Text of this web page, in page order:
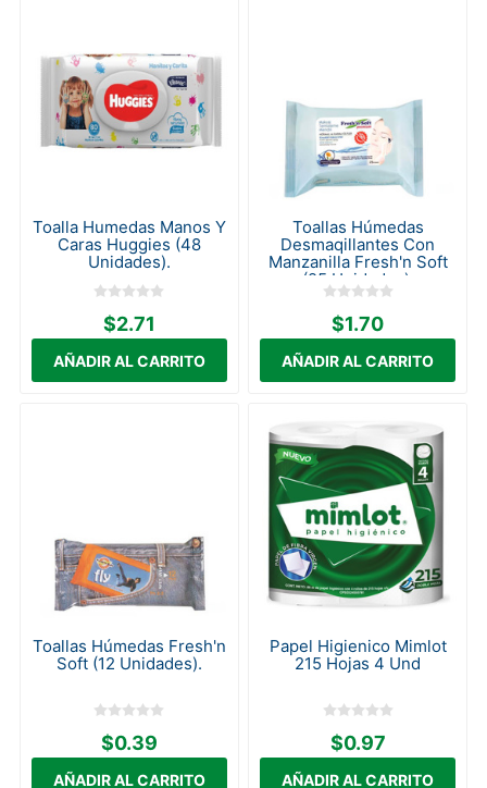
Toalla Humedas Manos Y
Caras Huggies (48
Unidades).
$2.71
Toallas Húmedas
Desmaqillantes Con
Manzanilla Fresh'n Soft
(25 Unidades).
$1.70
Toallas Húmedas Fresh'n
Soft (12 Unidades).
$0.39
Papel Higienico Mimlot
215 Hojas 4 Und
$0.97